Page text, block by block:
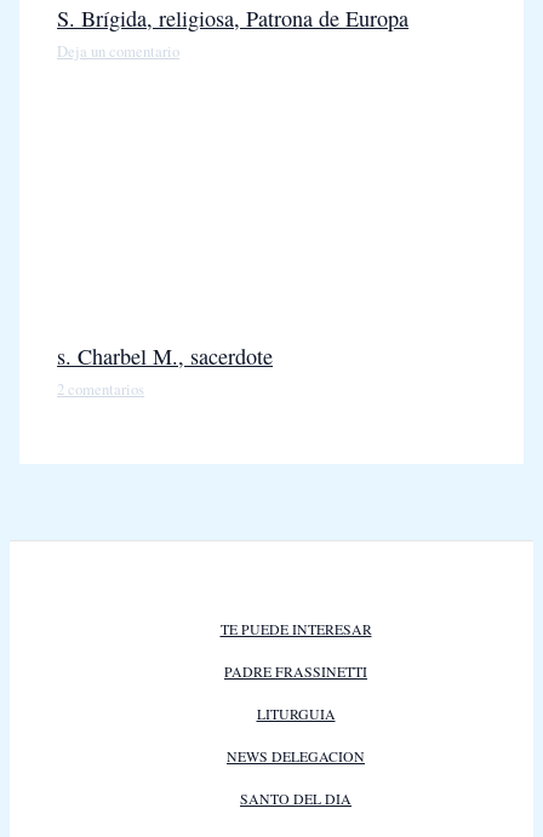
S. Brígida, religiosa, Patrona de Europa
Deja un comentario
s. Charbel M., sacerdote
2 comentarios
TE PUEDE INTERESAR
PADRE FRASSINETTI
LITURGUIA
NEWS DELEGACION
SANTO DEL DIA